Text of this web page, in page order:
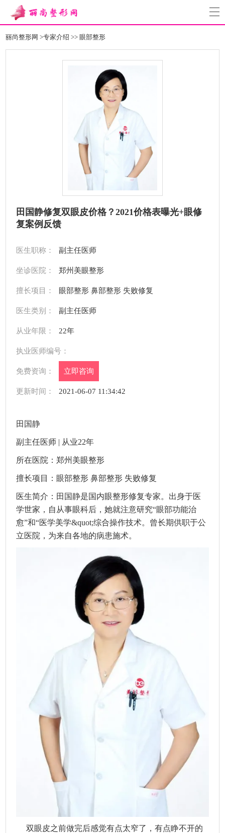
丽尚整形网 >专家介绍 >> 眼部整形
田国静修复双眼皮价格？2021价格表曝光+眼修
复案例反馈
医生职称： 副主任医师
坐诊医院： 郑州美眼整形
擅长项目： 眼部整形 鼻部整形 失败修复
医生类别： 副主任医师
从业年限： 22年
执业医师编号：
免费资询： 立即咨询
更新时间： 2021-06-07 11:34:42
田国静
副主任医师 | 从业22年
所在医院：郑州美眼整形
擅长项目： 眼部整形鼻部整形 失败修复
医生简介：田国静是国内眼整形修复专家。出身于医
学世家，自从事眼科后，她就注意研究“眼部功能治
愈”和“医学美学&quot;综合操作技术。曾长期供职于公
立医院，为来自各地的病患施术。
双眼皮之前做完后感觉有点太窄了，有点睁不开的